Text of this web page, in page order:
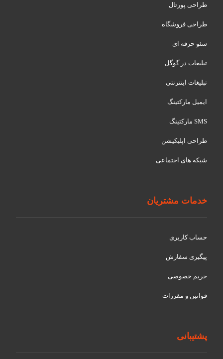
طراحی پورتال
طراحی فروشگاه
سئو حرفه ای
تبلیغات در گوگل
تبلیغات اینترنتی
ایمیل مارکتینگ
SMS مارکتینگ
طراحی اپلیکیشن
شبکه های اجتماعی
خدمات مشتریان
حساب کاربری
پیگیری سفارش
حریم خصوصی
قوانین و مقررات
پشتیبانی